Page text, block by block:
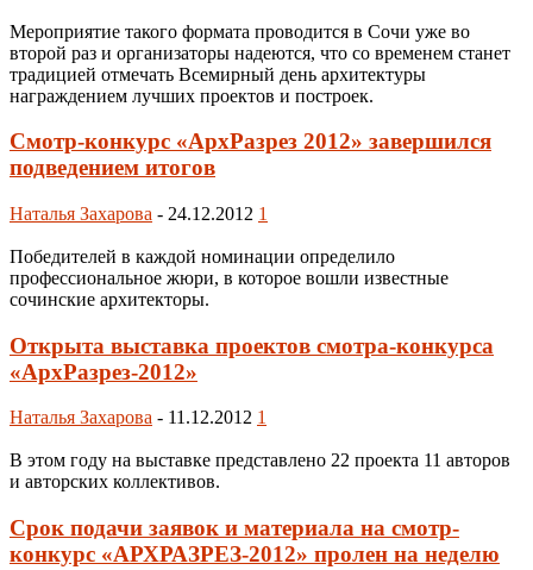
Мероприятие такого формата проводится в Сочи уже во
второй раз и организаторы надеются, что со временем станет
традицией отмечать Всемирный день архитектуры
награждением лучших проектов и построек.
Смотр-конкурс «АрхРазрез 2012» завершился
подведением итогов
Наталья Захарова - 24.12.2012 1
Победителей в каждой номинации определило
профессиональное жюри, в которое вошли известные
сочинские архитекторы.
Открыта выставка проектов смотра-конкурса
«АрхРазрез-2012»
Наталья Захарова - 11.12.2012 1
В этом году на выставке представлено 22 проекта 11 авторов
и авторских коллективов.
Срок подачи заявок и материала на смотр-
конкурс «АРХРАЗРЕЗ-2012» пролен на неделю